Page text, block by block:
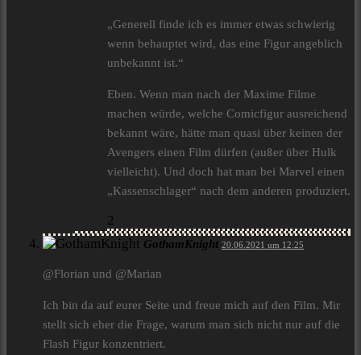
„Generell finde ich es immer etwas schwierig
wenn behauptet wird, das eine Figur angeblich
unbekannt ist.“
Eben. Wenn man nach der Maxime Filme
machen würde, welche Comicfigur ausreichend
bekannt wäre, hätte man quasi über keinen der
Avengers einen Film dürfen (außer über Hulk
vielleicht). Und doch hat man bei Marvel einen
„Kassenschlager“ nach dem anderen produziert.
2
GothamKnight 20.06.2021 um 12:25
@Florian und @Marian
Ich bin da auf eurer Seite und freue mich auf den Film. Mir
stellt sich eher die Frage, warum man sich nicht nur auf die
Flash Figur konzentriert.